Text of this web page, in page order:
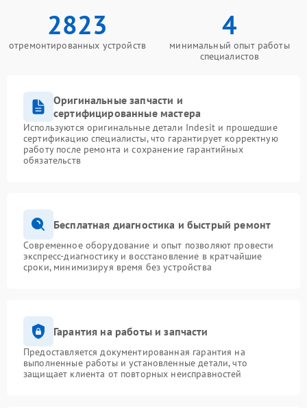
2823
отремонтированных устройств
4
минимальный опыт работы
специалистов
Оригинальные запчасти и
сертифицированные мастера
Используются оригинальные детали Indesit и прошедшие
сертификацию специалисты, что гарантирует корректную
работу после ремонта и сохранение гарантийных
обязательств
Бесплатная диагностика и быстрый ремонт
Современное оборудование и опыт позволяют провести
экспресс-диагностику и восстановление в кратчайшие
сроки, минимизируя время без устройства
Гарантия на работы и запчасти
Предоставляется документированная гарантия на
выполненные работы и установленные детали, что
защищает клиента от повторных неисправностей